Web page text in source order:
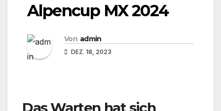
Alpencup MX 2024
Von admin
DEZ. 18, 2023
Das Warten hat sich